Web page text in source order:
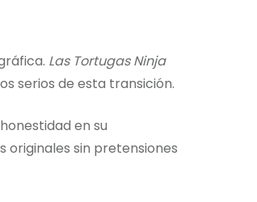
Las Tortugas Ninja
serios de esta transición.
en su
originales sin pretensiones